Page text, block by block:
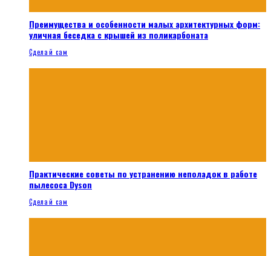
Преимущества и особенности малых архитектурных форм:
уличная беседка с крышей из поликарбоната
Сделай сам
Практические советы по устранению неполадок в работе
пылесоса Dyson
Сделай сам